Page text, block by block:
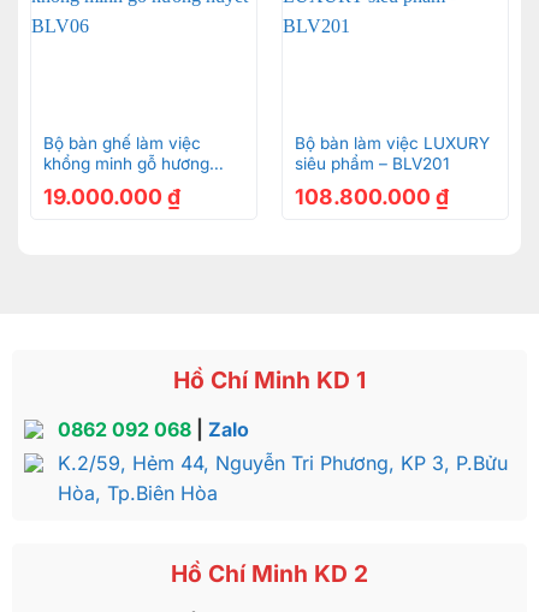
Bộ bàn ghế làm việc
khổng minh gỗ hương
19.000.000 ₫
Bộ bàn làm việc LUXURY
siêu phẩm – BLV201
108.800.000 ₫
Hồ Chí Minh KD 1
0862 092 068| Zalo
K.2/59, Hẻm 44, Nguyễn Tri Phương, KP 3, P.Bửu
Hòa, Tp.Biên Hòa
Hồ Chí Minh KD 2